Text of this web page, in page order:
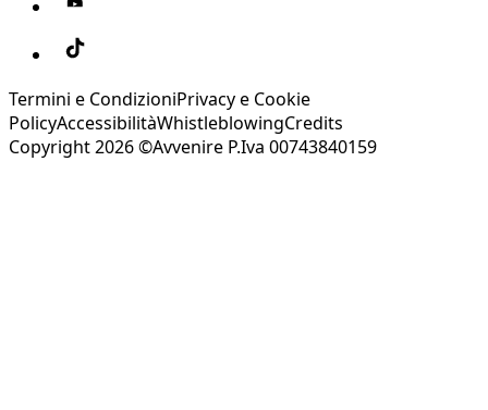
Termini e CondizioniPrivacy e Cookie
PolicyAccessibilitàWhistleblowingCredits
Copyright 2026 ©Avvenire P.Iva 00743840159